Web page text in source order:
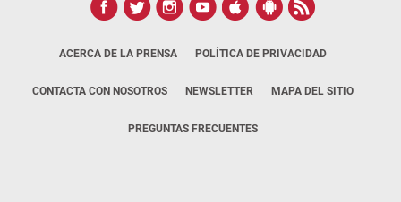
ACERCA DE LA PRENSA POLÍTICA DE PRIVACIDAD
CONTACTA CON NOSOTROS NEWSLETTER MAPA DEL SITIO
PREGUNTAS FRECUENTES